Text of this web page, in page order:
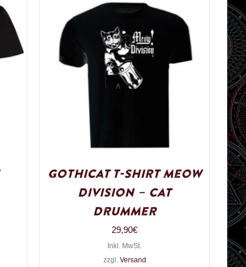
Gothicat T-Shirt Meow
Division – Cat
Drummer
29,90€
Inkl. MwSt.
zzgl. Versand